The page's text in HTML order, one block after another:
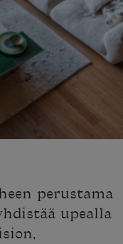
perustama
upealla